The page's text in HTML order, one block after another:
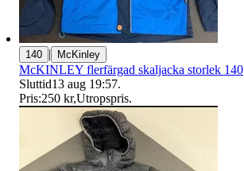
140 | McKinley
McKINLEY flerfärgad skaljacka storlek 140
Sluttid13 aug 19:57.
Pris:250 kr,Utropspris.